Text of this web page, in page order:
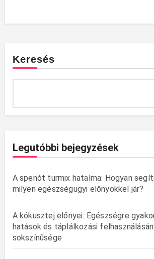
Keresés
Legutóbbi bejegyzések
A spenót turmix hatalma: Hogyan
milyen egészségügyi előnyökkel jár?
A kókusztej előnyei: Egészségre
hatások és táplálkozási
sokszínűsége